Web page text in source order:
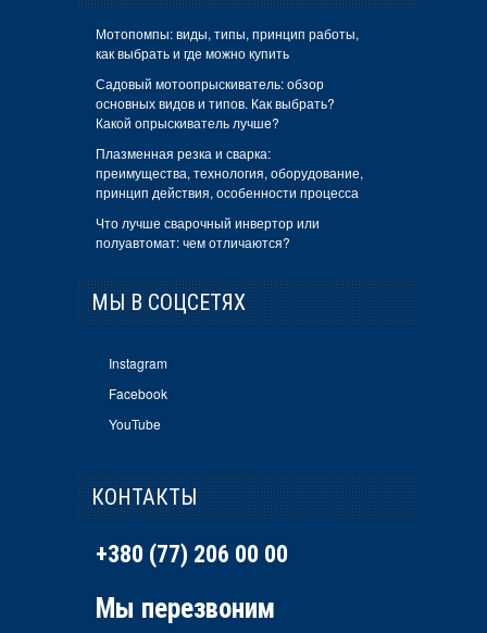
Мотопомпы: виды, типы, принцип работы,
как выбрать и где можно купить
Садовый мотоопрыскиватель: обзор
основных видов и типов. Как выбрать?
Какой опрыскиватель лучше?
Плазменная резка и сварка:
преимущества, технология, оборудование,
принцип действия, особенности процесса
Что лучше сварочный инвертор или
полуавтомат: чем отличаются?
МЫ В СОЦСЕТЯХ
Instagram
Facebook
YouTube
КОНТАКТЫ
+380 (77) 206 00 00
Мы перезвоним